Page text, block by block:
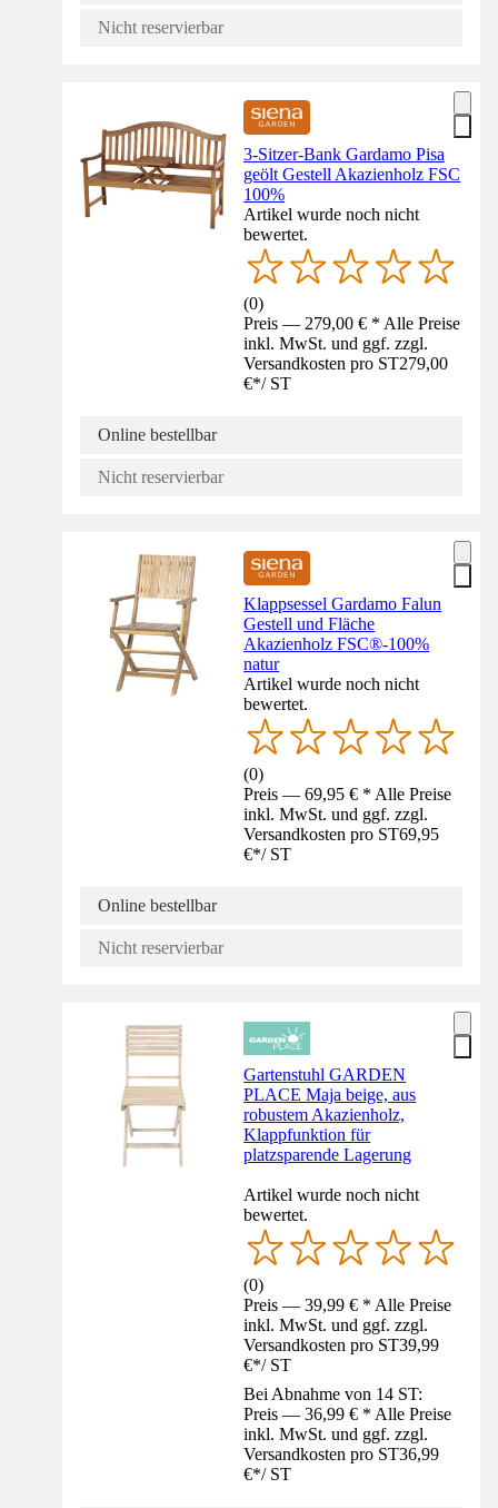
Nicht reservierbar
3-Sitzer-Bank Gardamo Pisa
geölt Gestell Akazienholz FSC
100%
Artikel wurde noch nicht
bewertet.
(0)
Preis — 279,00 € * Alle Preise
inkl. MwSt. und ggf. zzgl.
Versandkosten pro ST279,00
€*/ ST
Online bestellbar
Nicht reservierbar
Klappsessel Gardamo Falun
Gestell und Fläche
Akazienholz FSC®-100%
natur
Artikel wurde noch nicht
bewertet.
(0)
Preis — 69,95 € * Alle Preise
inkl. MwSt. und ggf. zzgl.
Versandkosten pro ST69,95
€*/ ST
Online bestellbar
Nicht reservierbar
Gartenstuhl GARDEN
PLACE Maja beige, aus
robustem Akazienholz,
Klappfunktion für
platzsparende Lagerung
Artikel wurde noch nicht
bewertet.
(0)
Preis — 39,99 € * Alle Preise
inkl. MwSt. und ggf. zzgl.
Versandkosten pro ST39,99
€*/ ST
Bei Abnahme von 14 ST:
Preis — 36,99 € * Alle Preise
inkl. MwSt. und ggf. zzgl.
Versandkosten pro ST36,99
€*/ ST